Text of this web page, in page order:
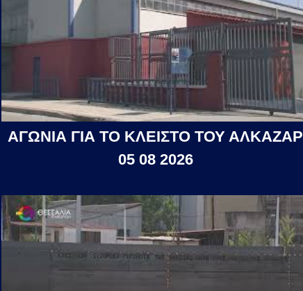
ΑΓΩΝΙΑ ΓΙΑ ΤΟ ΚΛΕΙΣΤΟ ΤΟΥ ΑΛΚΑΖΑΡ
05 08 2026